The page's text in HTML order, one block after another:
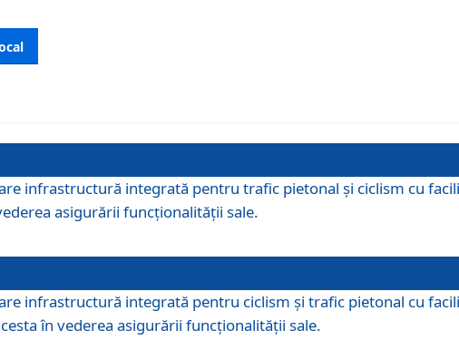
infrastructură integrată pentru trafic pietonal și ciclism cu
asigurării funcționalității sale.
infrastructură integrată pentru ciclism şi trafic pietonal cu
în vederea asigurării funcționalității sale.